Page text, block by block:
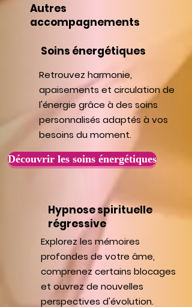
Autres
accompagnements
Soins énergétiques
Retrouvez harmonie,
apaisements et circulation de
l'énergie grâce à des soins
personnalisés adaptés à vos
besoins du moment.
Découvrir les soins énergétiques
Hypnose spirituelle
régressive
Explorez les mémoires
profondes de votre âme,
comprenez certains blocages
et ouvrez de nouvelles
perspectives d'évolution.